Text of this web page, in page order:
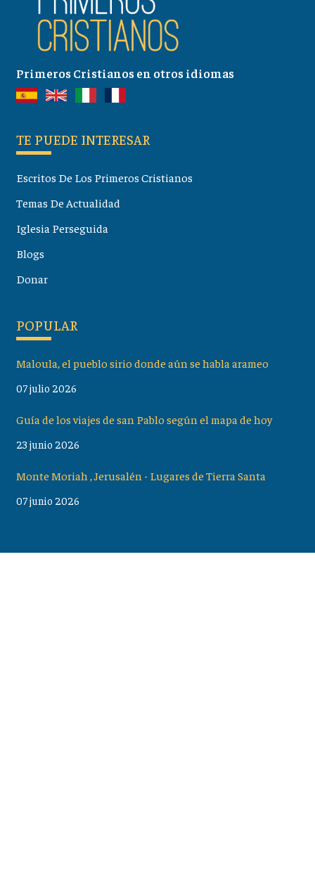
Primeros Cristianos en otros idiomas
TE PUEDE INTERESAR
Escritos De Los Primeros Cristianos
Temas De Actualidad
Iglesia Perseguida
Blogs
Donar
POPULAR
Maloula, el pueblo sirio donde aún se habla arameo
07 julio 2026
Guía de los viajes de san Pablo según el mapa de hoy
23 junio 2026
Monte Moriah , Jerusalén - Lugares de Tierra Santa
07 junio 2026